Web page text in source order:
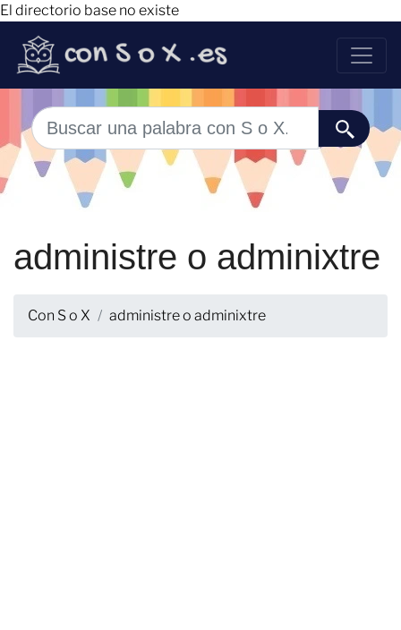
El directorio base no existe
administre o adminixtre
Con S o X administre o adminixtre